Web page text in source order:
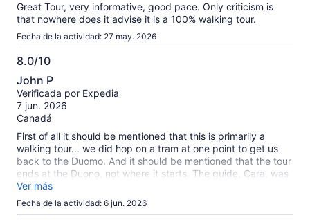
Great Tour, very informative, good pace. Only criticism is
that nowhere does it advise it is a 100% walking tour.
Fecha de la actividad: 27 may. 2026
8.0/10
8.0
de
10
John P
Verificada por Expedia
7 jun. 2026
Canadá
First of all it should be mentioned that this is primarily a
walking tour… we did hop on a tram at one point to get us
back to the Duomo. And it should be mentioned that the tour
ends at the Duono, not where it starts. The guide, Cara, was
full of energy and had a great sense of humour. She knew
her subject and gave lots of information. It was tremendous
to see the Last Supper and have a guide inside the Duomo.
Ver más
Fecha de la actividad: 6 jun. 2026